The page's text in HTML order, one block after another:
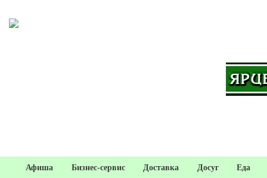
Афиша Бизнес-сервис Доставка Досуг Еда